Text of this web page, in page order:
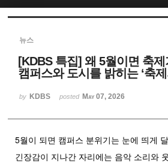
뉴스
[KDBS 특집] 왜 5월이면 축
캠퍼스와 도시를 밝히는 ‘축
by KDBS posted May 07, 2026
5월이 되면 캠퍼스 분위기는 눈에 띄게
긴장감이 지나간 자리에는 음악 소리와
Sketchbook5, 스케
Sketchbook5, 스케